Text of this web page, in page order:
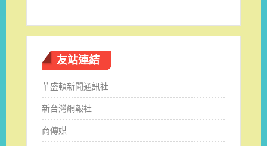
友站連結
華盛頓新聞通訊社
新台灣網報社
商傳媒